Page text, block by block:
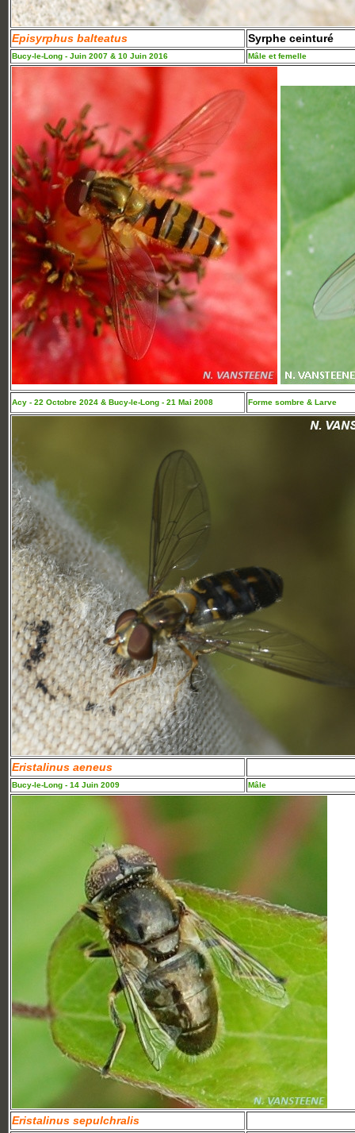
Episyrphus balteatus Syrphe ceinturé
Bucy-le-Long - Juin 2007 & 10 Juin 2016 Mâle et femelle
Acy - 22 Octobre 2024 & Bucy-le-Long - 21 Mai 2008 Forme sombre & Larve
Eristalinus aeneus
Bucy-le-Long - 14 Juin 2009 Mâle
Eristalinus sepulchralis